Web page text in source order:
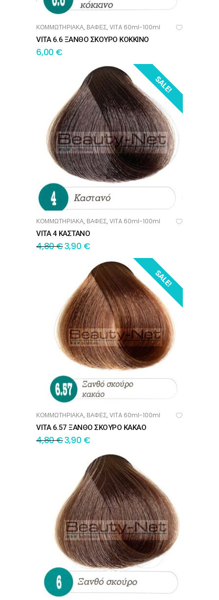
ΠΡΟΣΘΉΚΗ ΣΤΟ ΚΑΛΆΘΙ
ΚΟΜΜΩΤΗΡΙΑΚΑ, ΒΑΦΕΣ, VITA 60ml-100ml
VITA 6.6 ΞΑΝΘΟ ΣΚΟΥΡΟ ΚΟΚΚΙΝΟ
6,00 €
SALE!
ΠΡΟΣΘΉΚΗ ΣΤΟ ΚΑΛΆΘΙ
ΚΟΜΜΩΤΗΡΙΑΚΑ, ΒΑΦΕΣ, VITA 60ml-100ml
VITA 4 ΚΑΣΤΑΝΟ
4,80€3,90 €
SALE!
ΠΡΟΣΘΉΚΗ ΣΤΟ ΚΑΛΆΘΙ
ΚΟΜΜΩΤΗΡΙΑΚΑ, ΒΑΦΕΣ, VITA 60ml-100ml
VITA 6.57 ΞΑΝΘΟ ΣΚΟΥΡΟ ΚΑΚΑΟ
4,80€3,90 €